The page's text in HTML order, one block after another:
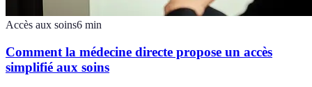
Accès aux soins6 min
Comment la médecine directe propose un accès
simplifié aux soins